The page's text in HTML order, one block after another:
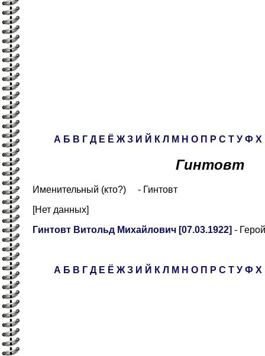
А Б В Г Д Е Ё Ж З И Й К Л М Н О П Р С Т У Ф Х
Гинтовт
Именительный (кто?) - Гинтовт
[Нет данных]
Гинтовт Витольд Михайлович [07.03.1922] -
А Б В Г Д Е Ё Ж З И Й К Л М Н О П Р С Т У Ф Х